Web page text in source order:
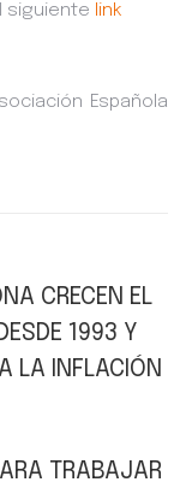
siguiente link
Española
CRECEN EL
1993 Y
LA INFLACIÓN
TRABAJAR